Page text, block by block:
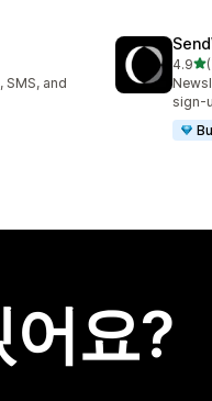
SMS, and
4.9별
총 리
sign-
요?